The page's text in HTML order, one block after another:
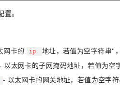
。
网卡的 ip 地址，若值为空字符串''
以太网卡的子网掩码地址，若值为空
- 以太网卡的网关地址，若值为空字